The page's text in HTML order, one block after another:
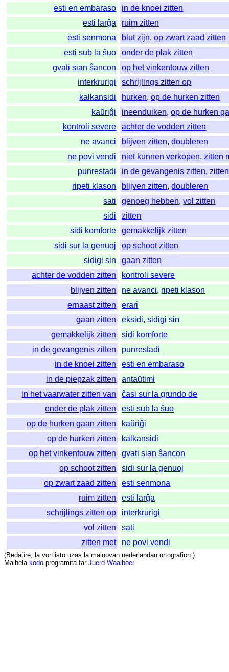
esti en embaraso
in de knoei zitten
esti larĝa
ruim zitten
esti senmona
blut zijn,op zwart zaad zitten
esti sub la ŝuo
onder de plak zitten
gvati sian ŝancon
op het vinkentouw zitten
interkrurigi
schrijlings zitten op
kalkansidi
hurken,op de hurken zitten
kaŭriĝi
ineenduiken,op de hurken
kontroli severe
achter de vodden zitten
ne avanci
blijven zitten,doubleren
ne povi vendi
niet kunnen verkopen,zitten
punrestadi
in de gevangenis zitten,zitten
ripeti klason
blijven zitten,doubleren
sati
genoeg hebben,vol zitten
sidi
zitten
sidi komforte
gemakkelijk zitten
sidi sur la genuoj
op schoot zitten
sidigi sin
gaan zitten
achter de vodden zitten
kontroli severe
blijven zitten
ne avanci, ripeti klason
ernaast zitten
erari
gaan zitten
eksidi,sidigi sin
gemakkelijk zitten
sidi komforte
in de gevangenis zitten
punrestadi
in de knoei zitten
esti en embaraso
in de piepzak zitten
antaŭtimi
in het vaarwater zitten van
ĉasi sur la grundo de
onder de plak zitten
esti sub la ŝuo
op de hurken gaan zitten
kaŭriĝi
op de hurken zitten
kalkansidi
op het vinkentouw zitten
gvati sian ŝancon
op schoot zitten
sidi sur la genuoj
op zwart zaad zitten
esti senmona
ruim zitten
esti larĝa
schrijlings zitten op
interkrurigi
vol zitten
sati
zitten met
ne povi vendi
(Bedaŭre, la vortlisto uzas la malnovan nederlandan ortografion.)
Malbela kodo programita far Juerd Waalboer.